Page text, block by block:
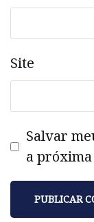
Site
Salvar
a próxima